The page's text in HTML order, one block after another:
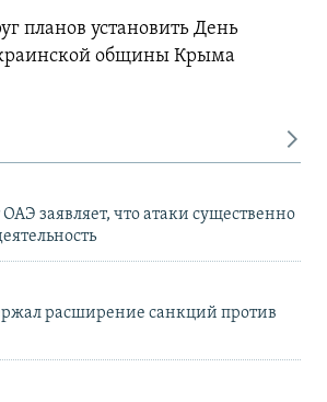
планов установить День
общины Крыма
заявляет, что атаки существенно
расширение санкций против